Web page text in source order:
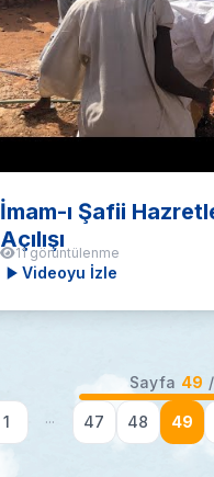
İmam-ı Şafii
Açılışı
11 görüntülenme
Videoyu İzle
Sayfa 49 /
1 ··· 47 48 49